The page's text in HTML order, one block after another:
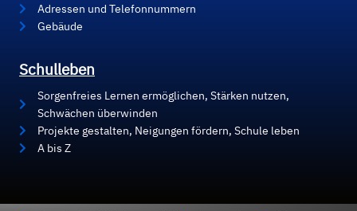
Adressen und Telefonnummern
Gebäude
Schulleben
Sorgenfreies Lernen ermöglichen, Stärken nutzen,
Schwächen überwinden
Projekte gestalten, Neigungen fördern, Schule leben
A bis Z